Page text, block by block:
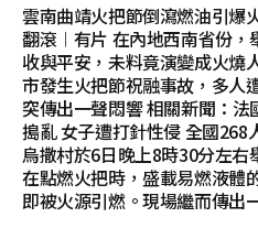
雲南曲靖火把節倒瀉燃油引爆
翻滾︱有片 在內地西南省份
收與平安，未料竟演變成火燒
市發生火把節祝融事故，多人
突傳出一聲悶響 相關新聞：
搗亂 女子遭打針性侵 全國268
烏撒村於6日晚上8時30分左
在點燃火把時，盛載易燃液體
即被火源引燃。現場繼而傳出